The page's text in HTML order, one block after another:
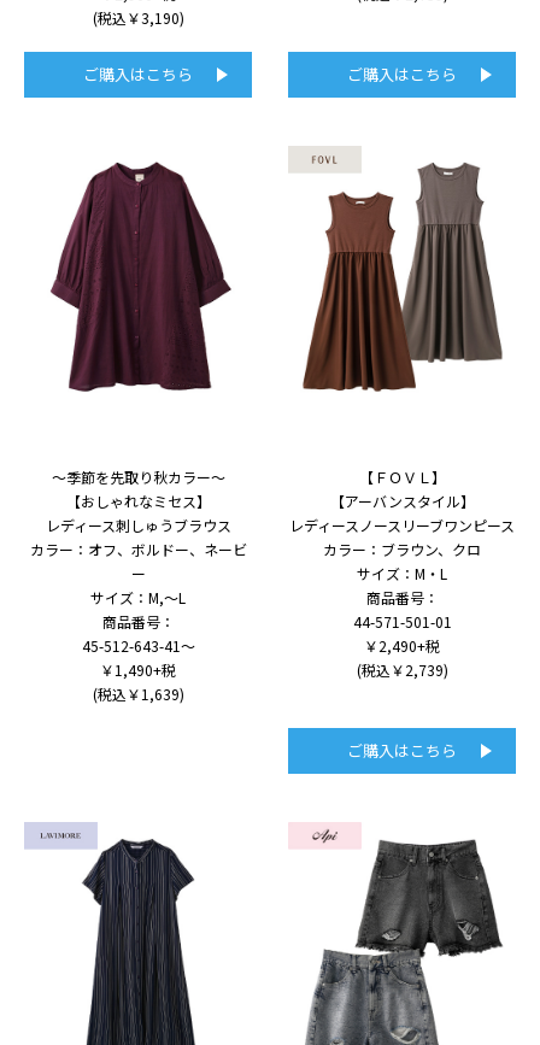
(税込￥3,190)
ご購入はこちら ご購入はこちら
～季節を先取り秋カラー～
【おしゃれなミセス】
レディース刺しゅうブラウス
カラー：オフ、ボルドー、ネービ
ー
サイズ：M,～L
商品番号：
45-512-643-41～
￥1,490+税
(税込￥1,639)
【ＦＯＶＬ】
【アーバンスタイル】
レディースノースリーブワンピース
カラー：ブラウン、クロ
サイズ：M・L
商品番号：
44-571-501-01
￥2,490+税
(税込￥2,739)
ご購入はこちら